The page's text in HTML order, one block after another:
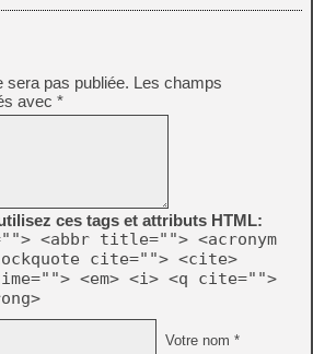
sera pas publiée. Les champs
avec *
ces tags et attributs HTML:
<abbr title=""> <acronym
cite=""> <cite>
<em> <i> <q cite="">
Votre nom *